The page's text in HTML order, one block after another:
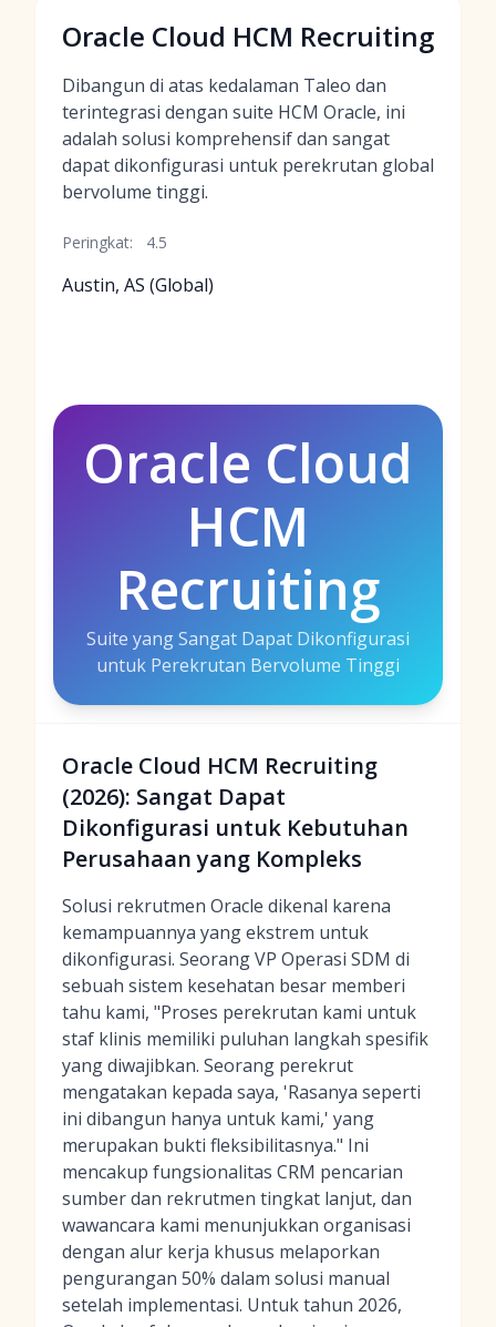
Oracle Cloud HCM Recruiting
Dibangun di atas kedalaman Taleo dan
terintegrasi dengan suite HCM Oracle, ini
adalah solusi komprehensif dan sangat
dapat dikonfigurasi untuk perekrutan global
bervolume tinggi.
Peringkat: 4.5
Austin, AS (Global)
Oracle Cloud
HCM
Recruiting
Suite yang Sangat Dapat Dikonfigurasi
untuk Perekrutan Bervolume Tinggi
Oracle Cloud HCM Recruiting
(2026): Sangat Dapat
Dikonfigurasi untuk Kebutuhan
Perusahaan yang Kompleks
Solusi rekrutmen Oracle dikenal karena
kemampuannya yang ekstrem untuk
dikonfigurasi. Seorang VP Operasi SDM di
sebuah sistem kesehatan besar memberi
tahu kami, "Proses perekrutan kami untuk
staf klinis memiliki puluhan langkah spesifik
yang diwajibkan. Seorang perekrut
mengatakan kepada saya, 'Rasanya seperti
ini dibangun hanya untuk kami,' yang
merupakan bukti fleksibilitasnya." Ini
mencakup fungsionalitas CRM pencarian
sumber dan rekrutmen tingkat lanjut, dan
wawancara kami menunjukkan organisasi
dengan alur kerja khusus melaporkan
pengurangan 50% dalam solusi manual
setelah implementasi. Untuk tahun 2026,